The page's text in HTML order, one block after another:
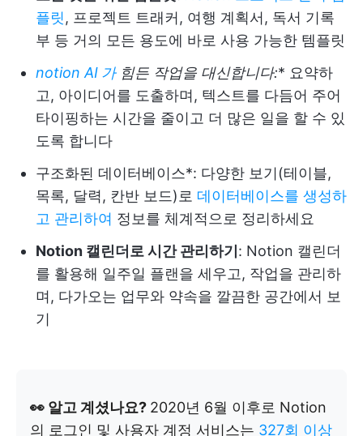
플릿, 프로젝트 트래커, 여행 계획서, 독서 기록
부 등 거의 모든 용도에 바로 사용 가능한 템플릿
notion AI 가힘든 작업을 대신합니다:* 요약하
고, 아이디어를 도출하며, 텍스트를 다듬어 주어
타이핑하는 시간을 줄이고 더 많은 일을 할 수 있
도록 합니다
구조화된 데이터베이스*: 다양한 보기(테이블,
목록, 달력, 칸반 보드)로 데이터베이스를 생성하
고 관리하여 정보를 체계적으로 정리하세요
Notion 캘린더로 시간 관리하기 : Notion 캘린더
를 활용해 일주일 플랜을 세우고, 작업을 관리하
며, 다가오는 업무와 약속을 깔끔한 공간에서 보
기
👀 알고 계셨나요? 2020년 6월 이후로 Notion
의 로그인 및 사용자 계정 서비스는 327회 이상